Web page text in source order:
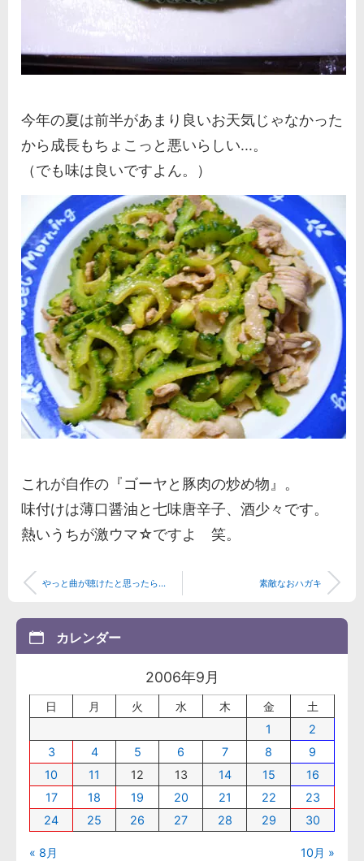
今年の夏は前半があまり良いお天気じゃなかった
から成長もちょこっと悪いらしい...。
（でも味は良いですよん。）
これが自作の『ゴーヤと豚肉の炒め物』。
味付けは薄口醤油と七味唐辛子、酒少々です。
熱いうちが激ウマ☆ですよ 笑。
やっと曲が聴けたと思ったら... 素敵なおハガキ
カレンダー
2006年9月
日 月 火 水 木 金
土
1
2
3
4 5 6 7 8
9
10
11 12 13 14 15
16
17
18 19 20 21 22
23
24
25 26 27 28 29 30
« 8月 10月 »